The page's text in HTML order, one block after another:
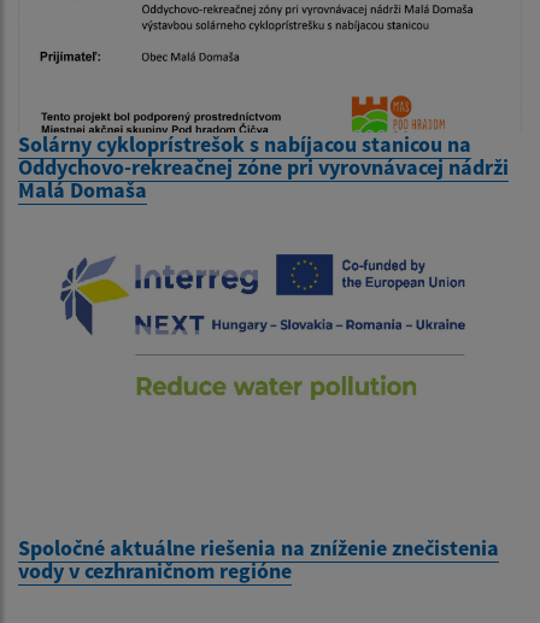
Solárny cykloprístrešok s nabíjacou stanicou na
Oddychovo-rekreačnej zóne pri vyrovnávacej nádrži
Malá Domaša
Spoločné aktuálne riešenia na zníženie znečistenia
vody v cezhraničnom regióne